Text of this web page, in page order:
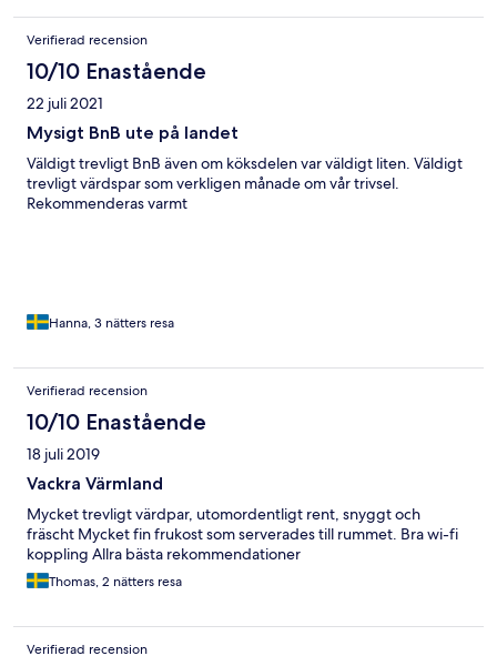
Verifierad recension
10/10 Enastående
22 juli 2021
Mysigt BnB ute på landet
Väldigt trevligt BnB även om köksdelen var väldigt liten. Väldigt
trevligt värdspar som verkligen månade om vår trivsel.
Rekommenderas varmt
Hanna, 3 nätters resa
Verifierad recension
10/10 Enastående
18 juli 2019
Vackra Värmland
Mycket trevligt värdpar, utomordentligt rent, snyggt och
fräscht Mycket fin frukost som serverades till rummet. Bra wi-fi
koppling Allra bästa rekommendationer
Thomas, 2 nätters resa
Verifierad recension